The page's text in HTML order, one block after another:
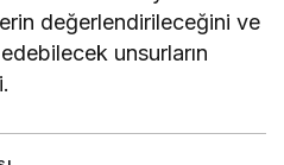
değerlendirileceğini ve
unsurların